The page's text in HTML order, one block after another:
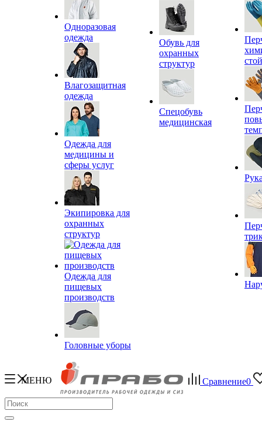
Одноразовая
одежда
Влагозащитная
одежда
Одежда для
медицины и
сферы услуг
Экипировка для
охранных
структур
Одежда для
пищевых
производств
Головные уборы
Обувь для
охранных
структур
Спецобувь
медицинская
МЕНЮ Сравнение0